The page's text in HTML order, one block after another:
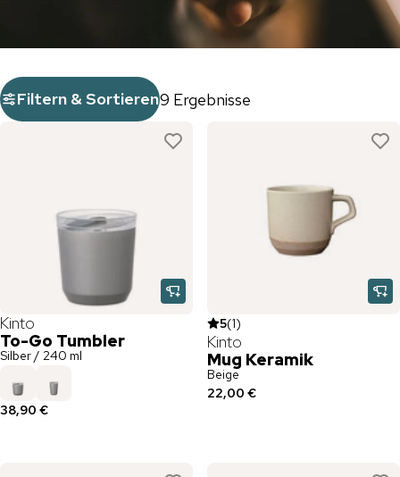
Filtern & Sortieren9 Ergebnisse
Kinto
To-Go Tumbler
Silber / 240 ml
38,90 €
5(1)
Kinto
Mug Keramik
Beige
22,00 €